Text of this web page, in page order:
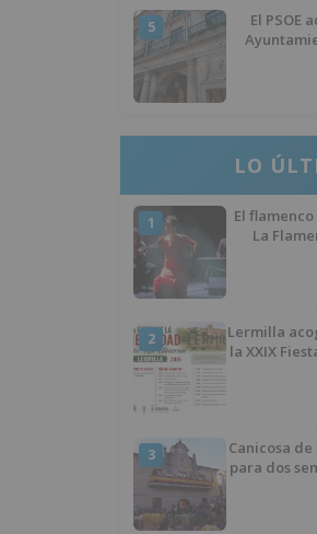
5
El PSOE
LO
1
El
La
2
Lermilla
la XXIX
3
Canicosa
para dos